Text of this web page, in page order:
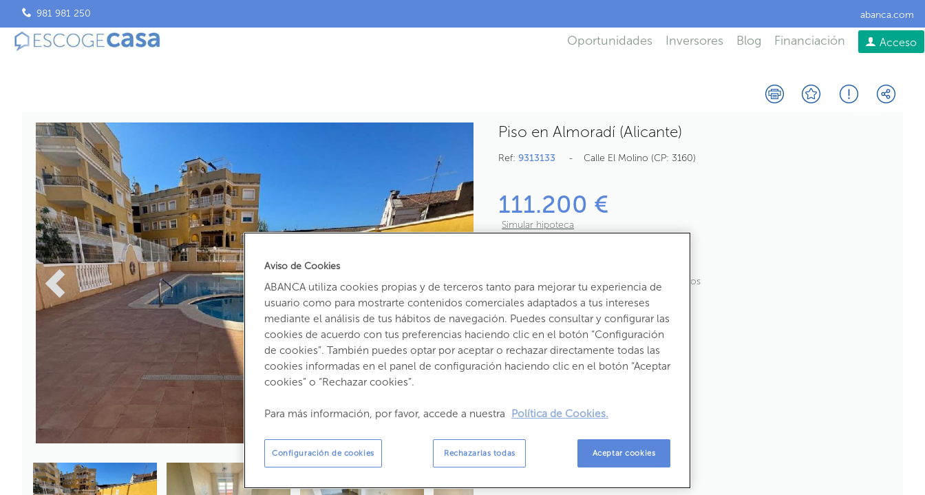
981 981 250 abanca.com
Oportunidades Inversores Blog Financiación Acceso
Piso en Almoradí (Alicante)
Ref: 9313133 Calle El Molino CP: 3160
111.200 €
Simular hipoteca
m útiles 82,32 m construídos
Estado:
Segunda Mano
Año construcción:2007
Aviso de Cookies
ABANCA utiliza cookies propias y de terceros tanto para mejorar tu experiencia de
usuario como para mostrarte contenidos comerciales adaptados a tus intereses
mediante el análisis de tus hábitos de navegación. Puedes consultar y configurar las
cookies de acuerdo con tus preferencias haciendo clic en el botón “Configuración
de cookies”. También puedes optar por aceptar o rechazar directamente todas las
cookies informadas en el panel de configuración haciendo clic en el botón “Aceptar
cookies” o “Rechazar cookies”.
Para más información, por favor, accede a nuestra Política de Cookies.
Configuración de cookies Aceptar cookies
Rechazarlas todas